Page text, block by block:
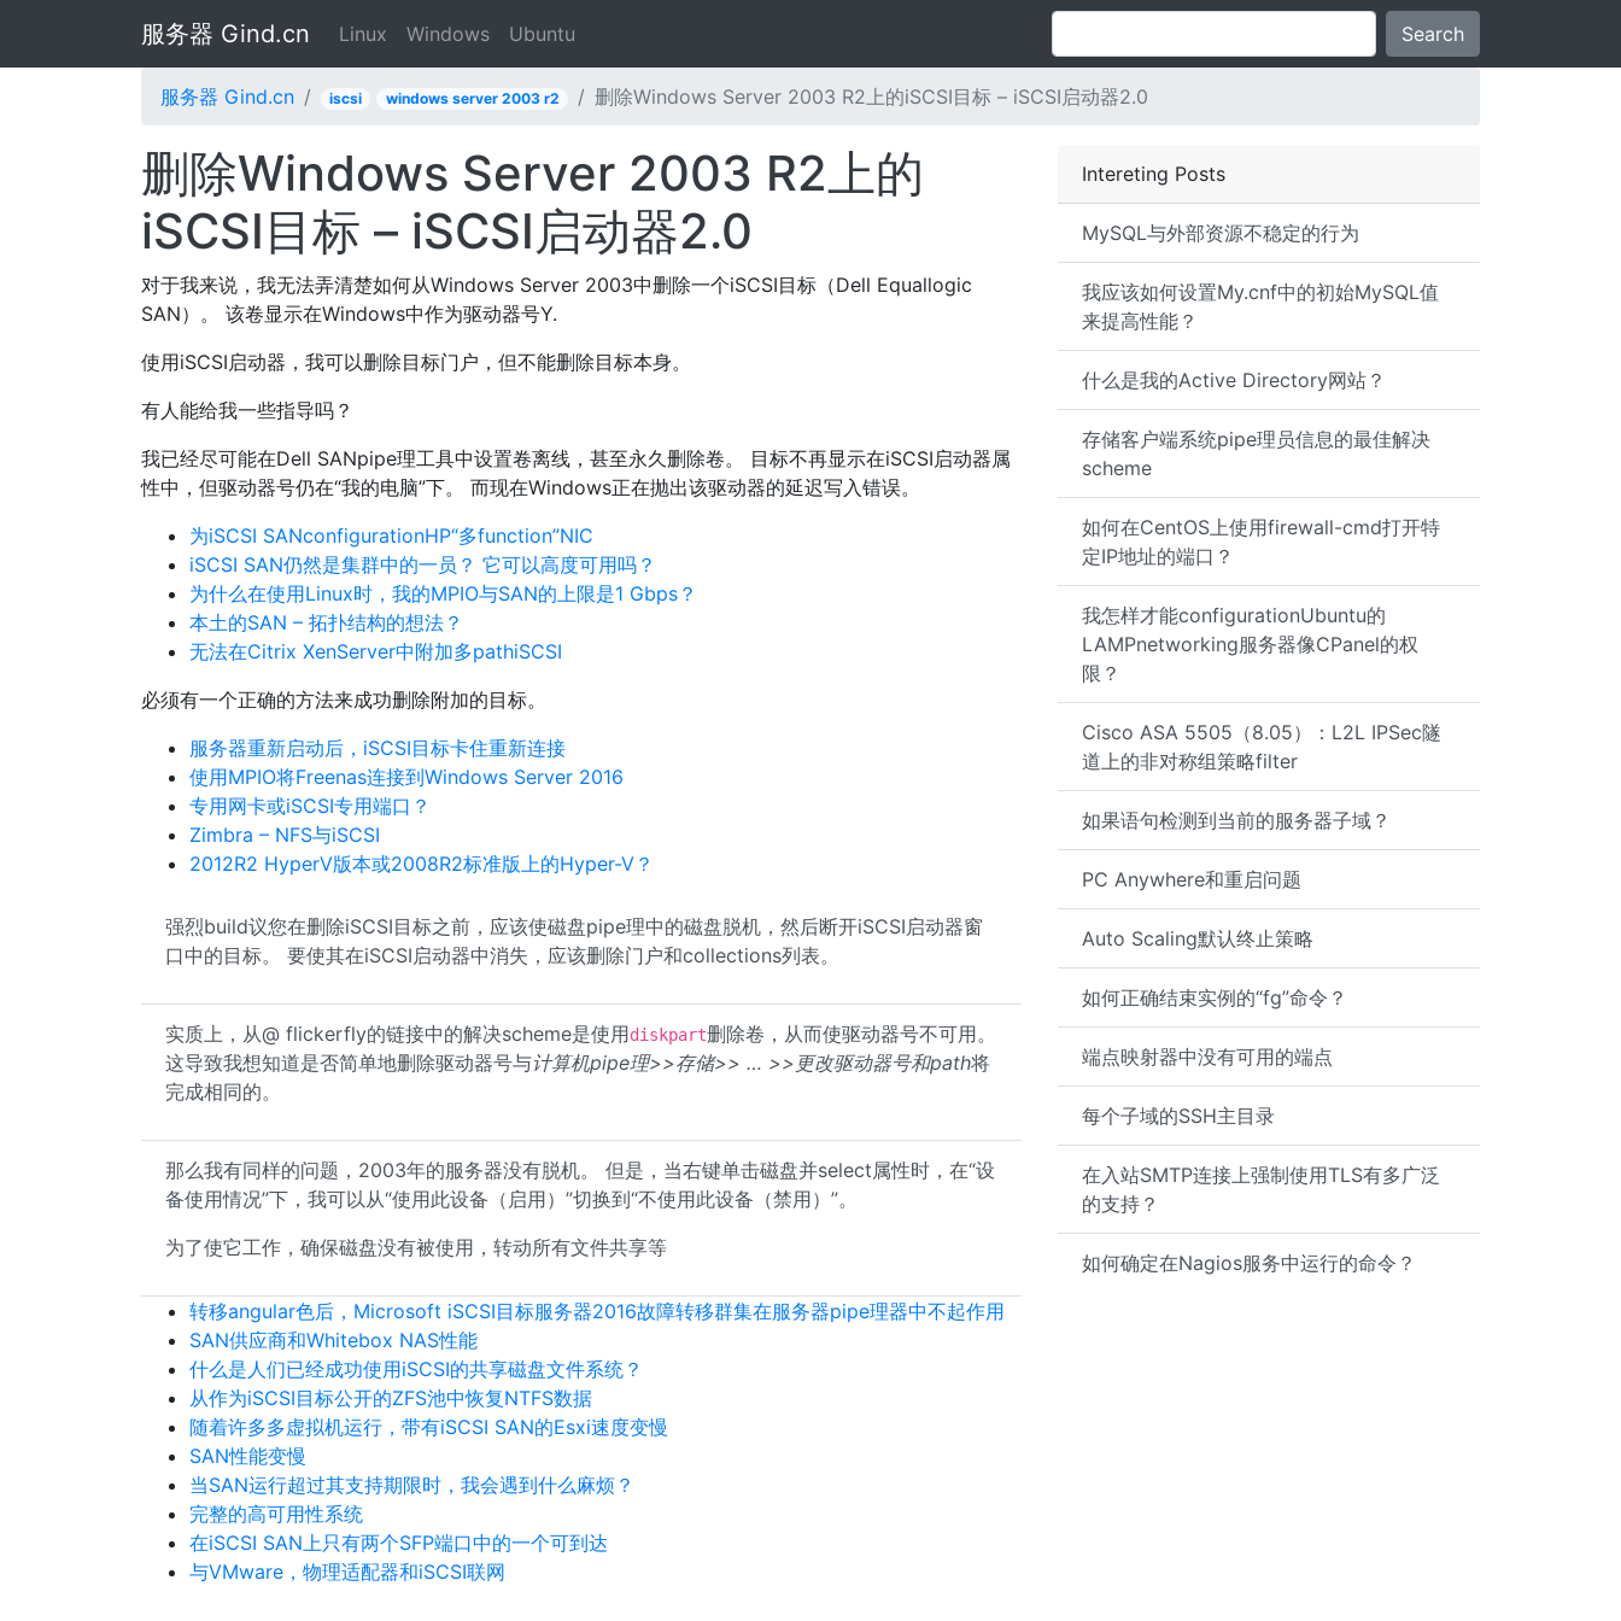
服务器 Gind.cn Linux Windows Ubuntu Search
服务器 Gind.cn iscsi windows server 2003 r2 删除Windows Server 2003 R2上的iSCSI目标 – iSCSI启动器2.0
Intereting Posts
MySQL与外部资源不稳定的行为
我应该如何设置My.cnf中的初始MySQL值
来提高性能？
什么是我的Active Directory网站？
存储客户端系统pipe理员信息的最佳解决
scheme
如何在CentOS上使用firewall-cmd打开特
定IP地址的端口？
我怎样才能configurationUbuntu的
LAMPnetworking服务器像CPanel的权
限？
Cisco ASA 5505（8.05）：L2L IPSec隧
道上的非对称组策略filter
如果语句检测到当前的服务器子域？
PC Anywhere和重启问题
Auto Scaling默认终止策略
如何正确结束实例的“fg”命令？
端点映射器中没有可用的端点
每个子域的SSH主目录
在入站SMTP连接上强制使用TLS有多广泛
的支持？
如何确定在Nagios服务中运行的命令？
删除Windows Server 2003 R2上的
iSCSI目标 – iSCSI启动器2.0
对于我来说，我无法弄清楚如何从Windows Server 2003中删除一个iSCSI目标（Dell Equallogic
SAN）。 该卷显示在Windows中作为驱动器号Y.
使用iSCSI启动器，我可以删除目标门户，但不能删除目标本身。
有人能给我一些指导吗？
我已经尽可能在Dell SANpipe理工具中设置卷离线，甚至永久删除卷。 目标不再显示在iSCSI启动器属
性中，但驱动器号仍在“我的电脑”下。 而现在Windows正在抛出该驱动器的延迟写入错误。
为iSCSI SANconfigurationHP“多function”NIC
iSCSI SAN仍然是集群中的一员？ 它可以高度可用吗？
为什么在使用Linux时，我的MPIO与SAN的上限是1 Gbps？
本土的SAN – 拓扑结构的想法？
无法在Citrix XenServer中附加多pathiSCSI
必须有一个正确的方法来成功删除附加的目标。
服务器重新启动后，iSCSI目标卡住重新连接
使用MPIO将Freenas连接到Windows Server 2016
专用网卡或iSCSI专用端口？
Zimbra – NFS与iSCSI
2012R2 HyperV版本或2008R2标准版上的Hyper-V？
强烈build议您在删除iSCSI目标之前，应该使磁盘pipe理中的磁盘脱机，然后断开iSCSI启动器窗
口中的目标。 要使其在iSCSI启动器中消失，应该删除门户和collections列表。
实质上，从@ flickerfly的链接中的解决scheme是使用diskpart删除卷，从而使驱动器号不可用。
这导致我想知道是否简单地删除驱动器号与计算机pipe理>>存储>> … >>更改驱动器号和path将
完成相同的。
那么我有同样的问题，2003年的服务器没有脱机。 但是，当右键单击磁盘并select属性时，在“设
备使用情况”下，我可以从“使用此设备（启用）”切换到“不使用此设备（禁用）”。
为了使它工作，确保磁盘没有被使用，转动所有文件共享等
转移angular色后，Microsoft iSCSI目标服务器2016故障转移群集在服务器pipe理器中不起作用
SAN供应商和Whitebox NAS性能
什么是人们已经成功使用iSCSI的共享磁盘文件系统？
从作为iSCSI目标公开的ZFS池中恢复NTFS数据
随着许多多虚拟机运行，带有iSCSI SAN的Esxi速度变慢
SAN性能变慢
当SAN运行超过其支持期限时，我会遇到什么麻烦？
完整的高可用性系统
在iSCSI SAN上只有两个SFP端口中的一个可到达
与VMware，物理适配器和iSCSI联网